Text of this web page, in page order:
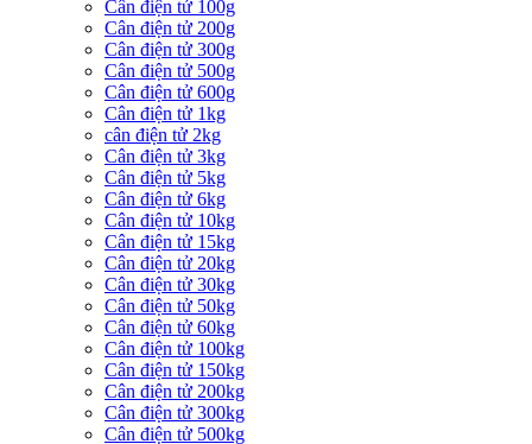
Cân điện tử 100g
Cân điện tử 200g
Cân điện tử 300g
Cân điện tử 500g
Cân điện tử 600g
Cân điện tử 1kg
cân điện tử 2kg
Cân điện tử 3kg
Cân điện tử 5kg
Cân điện tử 6kg
Cân điện tử 10kg
Cân điện tử 15kg
Cân điện tử 20kg
Cân điện tử 30kg
Cân điện tử 50kg
Cân điện tử 60kg
Cân điện tử 100kg
Cân điện tử 150kg
Cân điện tử 200kg
Cân điện tử 300kg
Cân điện tử 500kg